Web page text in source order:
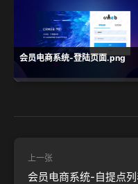
会员电商系统-登陆页面.png
上一张
会员电商系统-自提点